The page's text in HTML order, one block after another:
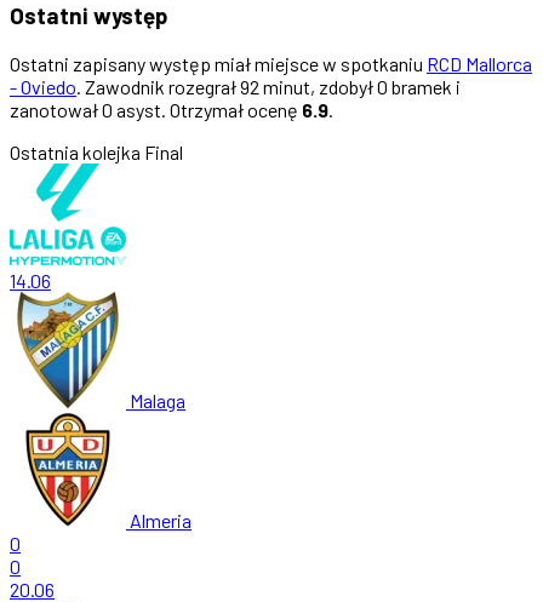
Ostatni występ
Ostatni zapisany występ miał miejsce w spotkaniu RCD Mallorca
- Oviedo. Zawodnik rozegrał 92 minut, zdobył 0 bramek i
zanotował 0 asyst. Otrzymał ocenę 6.9.
Ostatnia kolejka Final
14.06
Malaga
Almeria
0
0
20.06